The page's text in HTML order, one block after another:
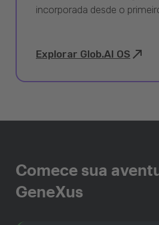
incorporada desde o
Explorar Glob.AI OS
Comece sua
GeneXus